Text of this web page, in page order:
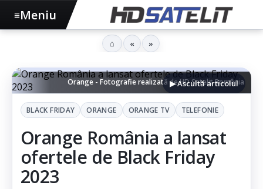
Orange - Fotografie realizată de HD Satelit România
▶ Ascultă articolul
BLACK FRIDAY ORANGE ORANGE TV TELEFONIE
Orange România a lansat
ofertele de Black Friday
2023
≡Meniu
⌂ « »